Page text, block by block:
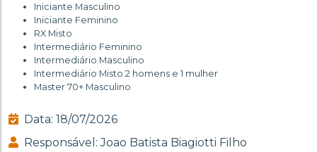
Iniciante Masculino
Iniciante Feminino
RX Misto
Intermediário Feminino
Intermediário Masculino
Intermediário Misto 2 homens e 1 mulher
Master 70+ Masculino
Data: 18/07/2026
Responsável: Joao Batista Biagiotti Filho